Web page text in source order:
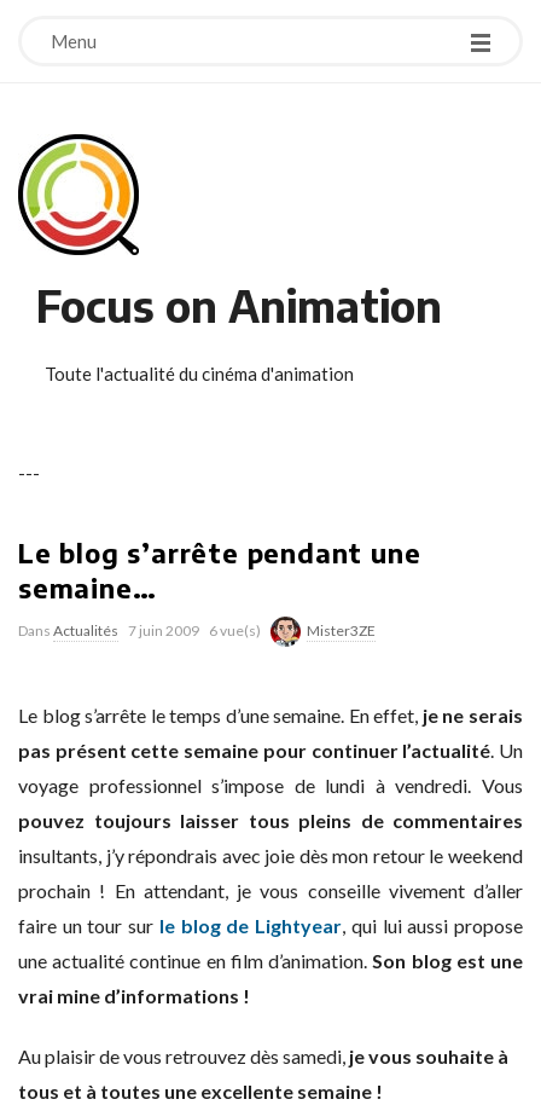
Menu
Focus on Animation
Toute l'actualité du cinéma d'animation
---
Le blog s’arrête pendant une
semaine…
Dans Actualités 7 juin 2009 6 vue(s) Mister3ZE
Le blog s’arrête le temps d’une semaine. En effet, je ne serais
pas présent cette semaine pour continuer l’actualité. Un
voyage professionnel s’impose de lundi à vendredi. Vous
pouvez toujours laisser tous pleins de commentaires
insultants, j’y répondrais avec joie dès mon retour le weekend
prochain ! En attendant, je vous conseille vivement d’aller
faire un tour sur le blog de Lightyear, qui lui aussi propose
une actualité continue en film d’animation. Son blog est une
vrai mine d’informations !
Au plaisir de vous retrouvez dès samedi, je vous souhaite à
tous et à toutes une excellente semaine !